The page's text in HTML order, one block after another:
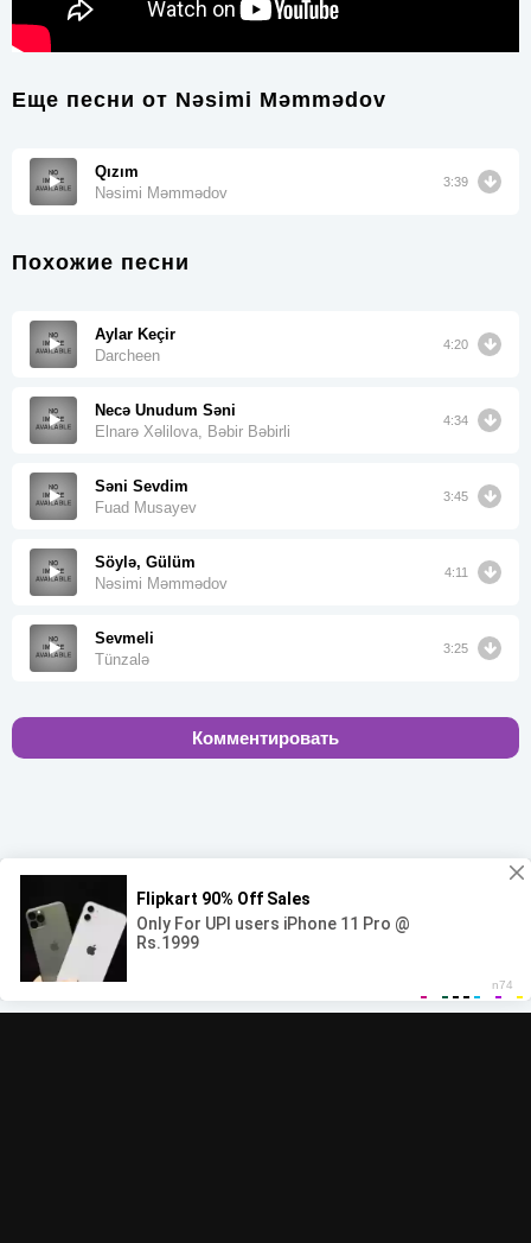
Еще песни от Nəsimi Məmmədov
Qızım
Nəsimi Məmmədov
3:39
Похожие песни
Aylar Keçir
Darcheen
4:20
Necə Unudum Səni
Elnarə Xəlilova, Bəbir Bəbirli
4:34
Səni Sevdim
Fuad Musayev
3:45
Söylə, Gülüm
Nəsimi Məmmədov
4:11
Sevmeli
Tünzalə
3:25
Комментировать
00:00